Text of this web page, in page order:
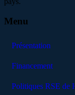
Menu
Présentation
Financement
Politiques RSE de